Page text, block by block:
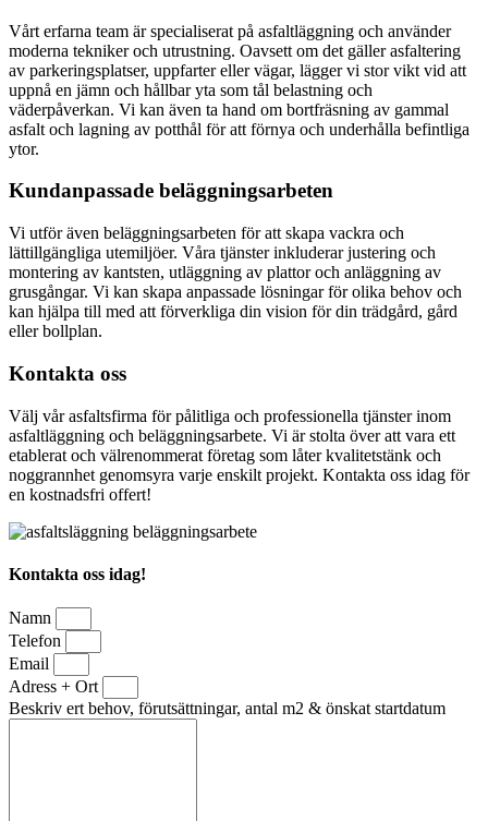
Vårt erfarna team är specialiserat på asfaltläggning och använder
moderna tekniker och utrustning. Oavsett om det gäller asfaltering
av parkeringsplatser, uppfarter eller vägar, lägger vi stor vikt vid att
uppnå en jämn och hållbar yta som tål belastning och
väderpåverkan. Vi kan även ta hand om bortfräsning av gammal
asfalt och lagning av potthål för att förnya och underhålla befintliga
ytor.
Kundanpassade beläggningsarbeten
Vi utför även beläggningsarbeten för att skapa vackra och
lättillgängliga utemiljöer. Våra tjänster inkluderar justering och
montering av kantsten, utläggning av plattor och anläggning av
grusgångar. Vi kan skapa anpassade lösningar för olika behov och
kan hjälpa till med att förverkliga din vision för din trädgård, gård
eller bollplan.
Kontakta oss
Välj vår asfaltsfirma för pålitliga och professionella tjänster inom
asfaltläggning och beläggningsarbete. Vi är stolta över att vara ett
etablerat och välrenommerat företag som låter kvalitetstänk och
noggrannhet genomsyra varje enskilt projekt. Kontakta oss idag för
en kostnadsfri offert!
Kontakta oss idag!
Namn
Telefon
Email
Adress + Ort
Beskriv ert behov, förutsättningar, antal m2 & önskat startdatum